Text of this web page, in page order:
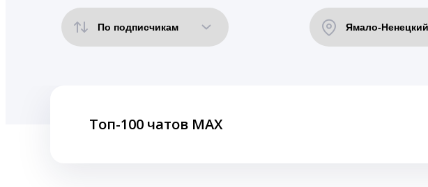
Топ-100 чатов MAX